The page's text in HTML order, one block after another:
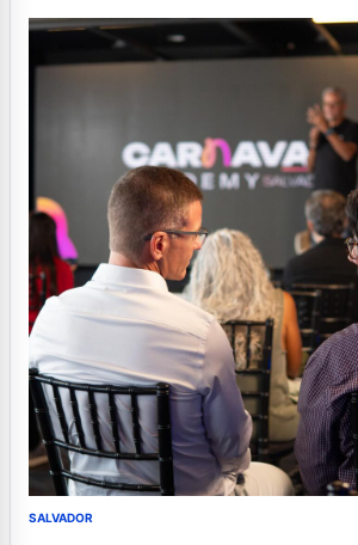
SALVADOR